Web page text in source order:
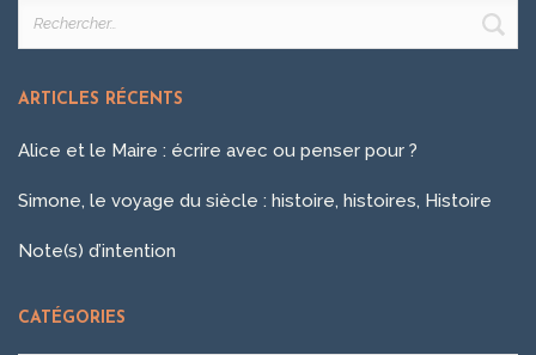
Rechercher :
ARTICLES RÉCENTS
Alice et le Maire : écrire avec ou penser pour ?
Simone, le voyage du siècle : histoire, histoires, Histoire
Note(s) d’intention
CATÉGORIES